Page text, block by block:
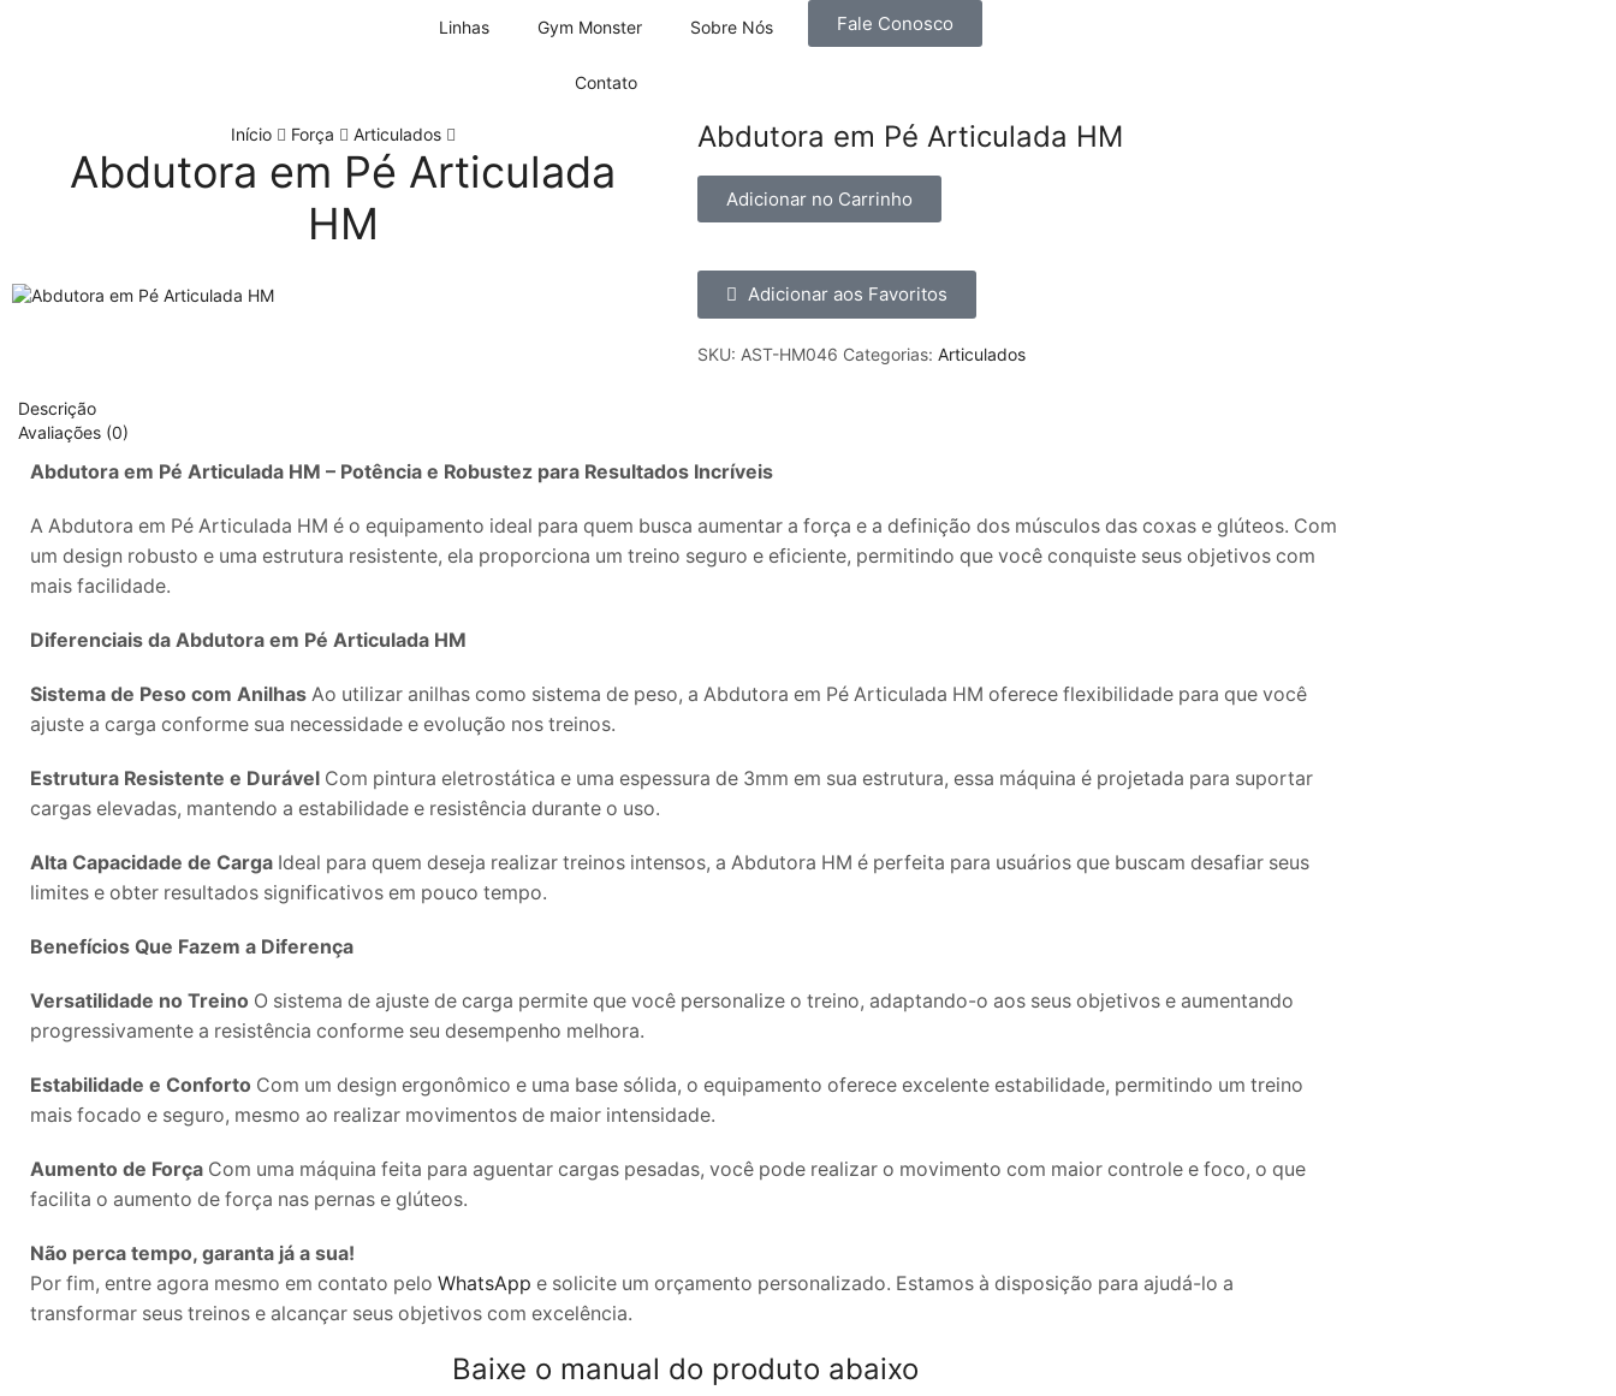
Linhas Gym Monster Sobre Nós
Contato
Fale Conosco
Início Força Articulados
Abdutora em Pé Articulada
HM
Abdutora em Pé Articulada HM
Adicionar no Carrinho
Adicionar aos Favoritos
SKU: AST-HM046 Categorias: Articulados
Descrição
Avaliações (0)
Abdutora em Pé Articulada HM – Potência e Robustez para Resultados Incríveis
A Abdutora em Pé Articulada HM é o equipamento ideal para quem busca aumentar a força e a definição dos músculos das coxas e glúteos. Com
um design robusto e uma estrutura resistente, ela proporciona um treino seguro e eficiente, permitindo que você conquiste seus objetivos com
mais facilidade.
Diferenciais da Abdutora em Pé Articulada HM
Sistema de Peso com Anilhas Ao utilizar anilhas como sistema de peso, a Abdutora em Pé Articulada HM oferece flexibilidade para que você
ajuste a carga conforme sua necessidade e evolução nos treinos.
Estrutura Resistente e Durável Com pintura eletrostática e uma espessura de 3mm em sua estrutura, essa máquina é projetada para suportar
cargas elevadas, mantendo a estabilidade e resistência durante o uso.
Alta Capacidade de Carga Ideal para quem deseja realizar treinos intensos, a Abdutora HM é perfeita para usuários que buscam desafiar seus
limites e obter resultados significativos em pouco tempo.
Benefícios Que Fazem a Diferença
Versatilidade no Treino O sistema de ajuste de carga permite que você personalize o treino, adaptando-o aos seus objetivos e aumentando
progressivamente a resistência conforme seu desempenho melhora.
Estabilidade e Conforto Com um design ergonômico e uma base sólida, o equipamento oferece excelente estabilidade, permitindo um treino
mais focado e seguro, mesmo ao realizar movimentos de maior intensidade.
Aumento de Força Com uma máquina feita para aguentar cargas pesadas, você pode realizar o movimento com maior controle e foco, o que
facilita o aumento de força nas pernas e glúteos.
Não perca tempo, garanta já a sua!
Por fim, entre agora mesmo em contato pelo WhatsApp e solicite um orçamento personalizado. Estamos à disposição para ajudá-lo a
transformar seus treinos e alcançar seus objetivos com excelência.
Baixe o manual do produto abaixo